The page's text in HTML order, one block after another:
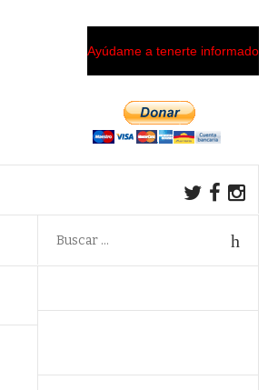
Ayúdame a tenerte informado